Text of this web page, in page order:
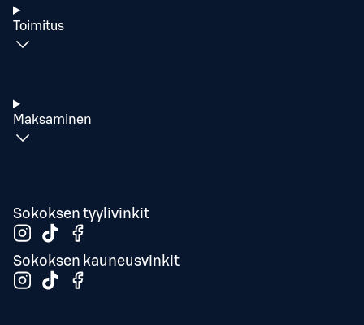
Toimitus
Maksaminen
Sokoksen tyylivinkit
Sokoksen kauneusvinkit